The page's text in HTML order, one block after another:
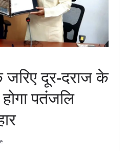
दूर-दराज के
पतंजलि